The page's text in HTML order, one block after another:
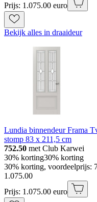
Prijs: 1.075.00 euro
Bekijk alles in draaideur
Lundia binnendeur Frama
stomp 83 x 211,5 cm
752.50 met Club Karwei
30% korting30% korting
30% korting, voordeelprijs:
1 .075.00
Prijs: 1.075.00 euro